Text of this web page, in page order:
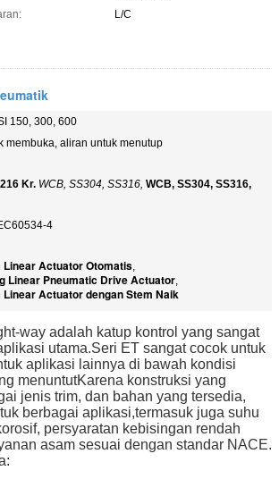
L/C
150, 300, 600
membuka, aliran untuk menutup
Kr. WCB, SS304, SS316, WCB, SS304, SS316,
4
Linear Actuator Otomatis,
Linear Pneumatic Drive Actuator,
Linear Actuator dengan Stem Naik
way adalah katup kontrol yang sangat
utama.Seri ET sangat cocok untuk
aplikasi lainnya di bawah kondisi
menuntutKarena konstruksi yang
jenis trim, dan bahan yang tersedia,
berbagai aplikasi,termasuk juga suhu
persyaratan kebisingan rendah
asam sesuai dengan standar NACE.